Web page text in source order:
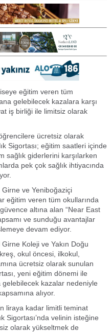
eğitim veren tüm
gelebilecek kazalara karşı
iş birliği ile limitsiz olarak
ücretsiz olarak
Sigortası; eğitim saatleri içinde
sağlık giderlerini karşılarken
pek çok sağlık ihtiyacında
Girne ve Yeniboğaziçi
eğitim veren tüm okullarında
altına alan “Near East
ve sunduğu avantajlar
devam ediyor.
Koleji ve Yakın Doğu
okul öncesi, ilkokul,
ücretsiz olarak sunulan
yeni eğitim dönemi ile
kazalar nedeniyle
alıyor.
liraya kadar limitli teminat
Sigortası’nda velinin isteğine
olarak yükseltmek de